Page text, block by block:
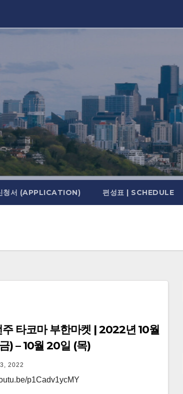
청서 (APPLICATION) 편성표 | SCHEDULE
주 타코마 부한마켓 | 2022년 10월
) – 10월 20일 (목)
2022
p1Cadv1ycMY